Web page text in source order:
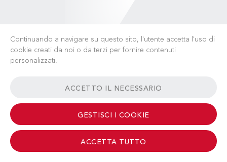
TERMINI & CONDIZIONI CONTATTI
© 2026 Albinati Aeronautics - All Rights Reserved
Continuando a navigare su questo sito, l'utente accetta l'uso di
cookie creati da noi o da terzi per fornire contenuti
personalizzati.
ACCETTO IL NECESSARIO
GESTISCI I COOKIE
ACCETTA TUTTO